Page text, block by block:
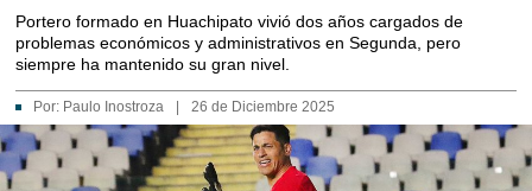
Portero formado en Huachipato vivió dos años cargados de
problemas económicos y administrativos en Segunda, pero
siempre ha mantenido su gran nivel.
Por: Paulo Inostroza 26 de Diciembre 2025